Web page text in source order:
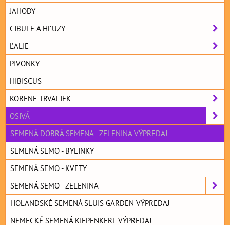
JAHODY
CIBULE A HĽUZY
ĽALIE
PIVONKY
HIBISCUS
KORENE TRVALIEK
OSIVÁ
SEMENÁ DOBRÁ SEMENA - ZELENINA VÝPREDAJ
SEMENÁ SEMO - BYLINKY
SEMENÁ SEMO - KVETY
SEMENÁ SEMO - ZELENINA
HOLANDSKÉ SEMENÁ SLUIS GARDEN VÝPREDAJ
NEMECKÉ SEMENÁ KIEPENKERL VÝPREDAJ